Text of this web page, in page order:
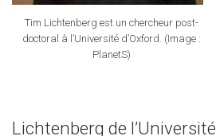
Tim Lichtenberg est un chercheur post-
doctoral à l’Université d’Oxford. (Image :
PlanetS)
Lichtenberg de